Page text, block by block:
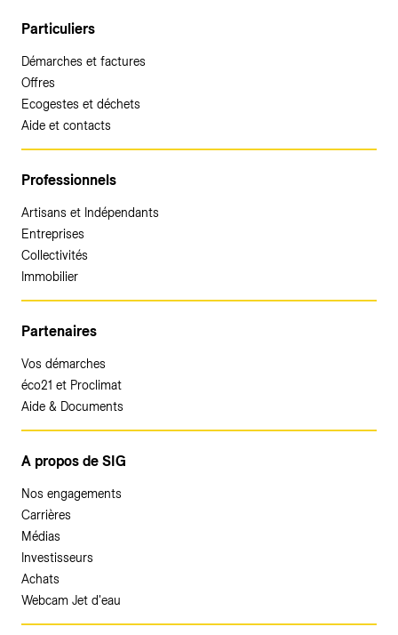
Particuliers
Démarches et factures
Offres
Ecogestes et déchets
Aide et contacts
Professionnels
Artisans et Indépendants
Entreprises
Collectivités
Immobilier
Partenaires
Vos démarches
éco21 et Proclimat
Aide & Documents
A propos de SIG
Nos engagements
Carrières
Médias
Investisseurs
Achats
Webcam Jet d'eau